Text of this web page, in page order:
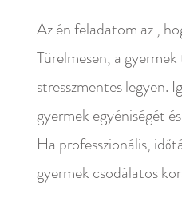
Az én feladatom az ,
Türelmesen, a
stresszmentes legyen.
gyermek egyéniségét
Ha professzionális,
gyermek csodálatos